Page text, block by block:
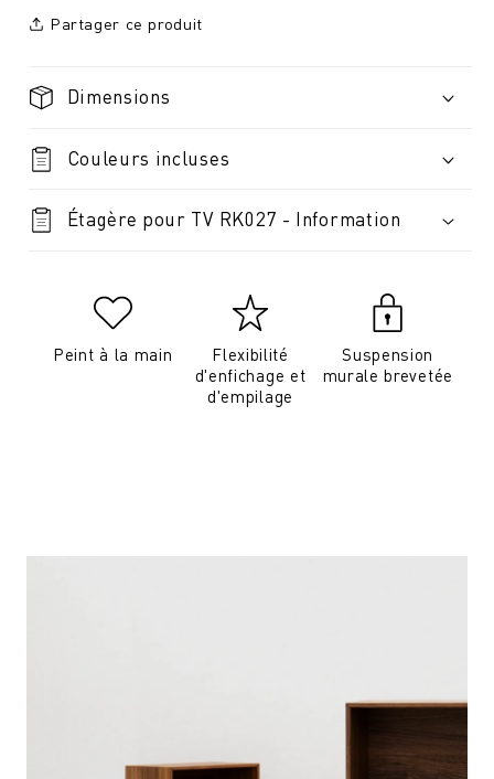
Partager ce produit
Dimensions
Couleurs incluses
Étagère pour TV RK027 - Information
Peint à la main
Flexibilité
d'enfichage et
d'empilage
Suspension
murale brevetée